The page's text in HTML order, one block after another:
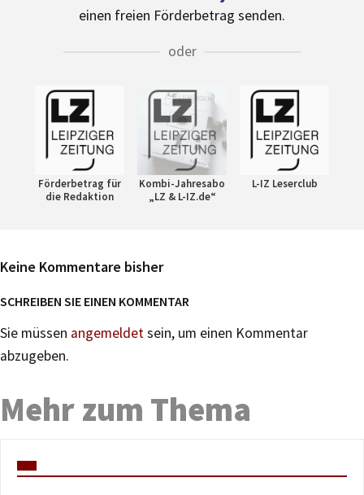
einen freien Förderbetrag senden.
oder
Förderbetrag für
die Redaktion
Kombi-Jahresabo
„LZ & L-IZ.de“
L-IZ Leserclub
Keine Kommentare bisher
SCHREIBEN SIE EINEN KOMMENTAR
Sie müssen angemeldetsein, um einen Kommentar
abzugeben.
Mehr zum Thema